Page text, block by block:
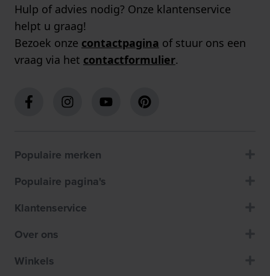
Hulp of advies nodig? Onze klantenservice
helpt u graag!
Bezoek onze contactpagina of stuur ons een
vraag via het contactformulier.
Populaire merken
Populaire pagina's
Klantenservice
Over ons
Winkels